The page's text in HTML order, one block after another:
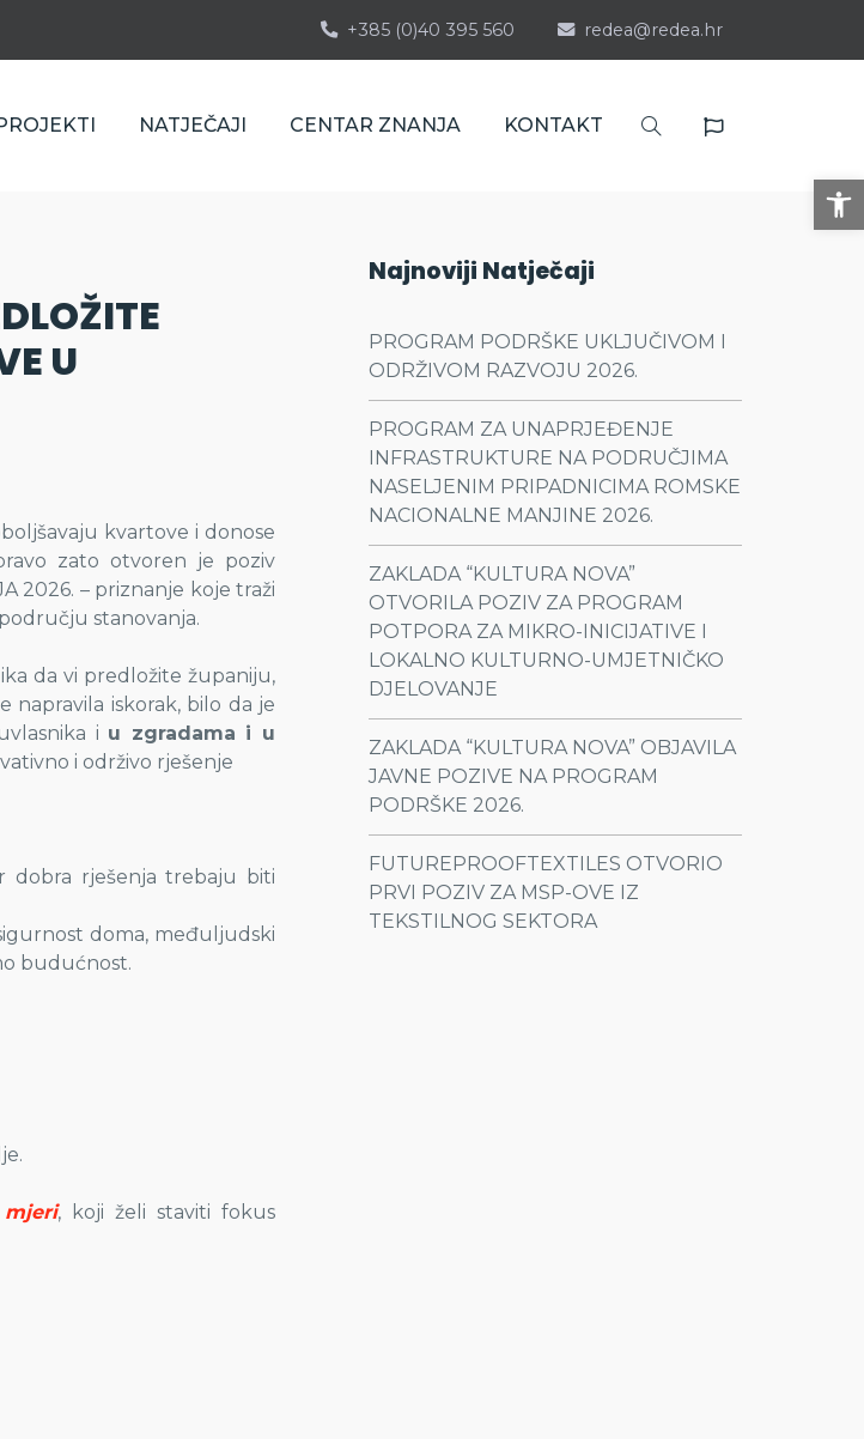
+385 (0)40 395 560 redea@redea.hr
NATJEČAJI CENTAR ZNANJA KONTAKT
U
kvartove i donose
zato otvoren je poziv
2026. – priznanje koje traži
stanovanja.
da vi predložite županiju,
napravila iskorak, bilo da je
i u zgradama i u
i održivo rješenje
dobra rješenja trebaju biti
doma, međuljudski
budućnost.
mjeri, koji želi staviti fokus
Najnoviji Natječaji
PROGRAM PODRŠKE UKLJUČIVOM I
ODRŽIVOM RAZVOJU 2026.
PROGRAM ZA UNAPRJEĐENJE
INFRASTRUKTURE NA PODRUČJIMA
NASELJENIM PRIPADNICIMA ROMSKE
NACIONALNE MANJINE 2026.
ZAKLADA “KULTURA NOVA”
OTVORILA POZIV ZA PROGRAM
POTPORA ZA MIKRO-INICIJATIVE I
LOKALNO KULTURNO-UMJETNIČKO
DJELOVANJE
ZAKLADA “KULTURA NOVA” OBJAVILA
JAVNE POZIVE NA PROGRAM
PODRŠKE 2026.
FUTUREPROOFTEXTILES OTVORIO
PRVI POZIV ZA MSP-OVE IZ
TEKSTILNOG SEKTORA